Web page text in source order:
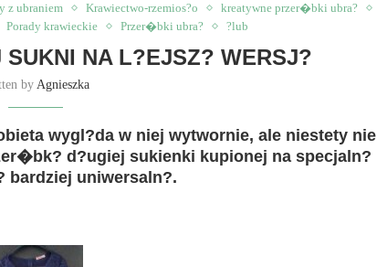
z ubraniem Krawiectwo-rzemios?o
kreatywne przer�bki ubra?
Porady krawieckie Przer�bki ubra? ?lub
NA L?EJSZ? WERSJ?
byAgnieszka
wygl?da w niej wytwornie, ale niestety nie
d?ugiej sukienki kupionej na specjaln?
bardziej uniwersaln?.